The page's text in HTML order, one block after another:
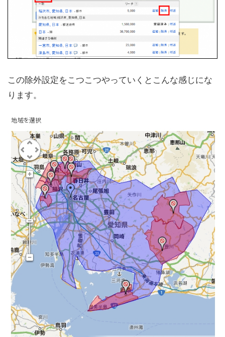
この除外設定をこつこつやっていくとこんな感じにな
ります。